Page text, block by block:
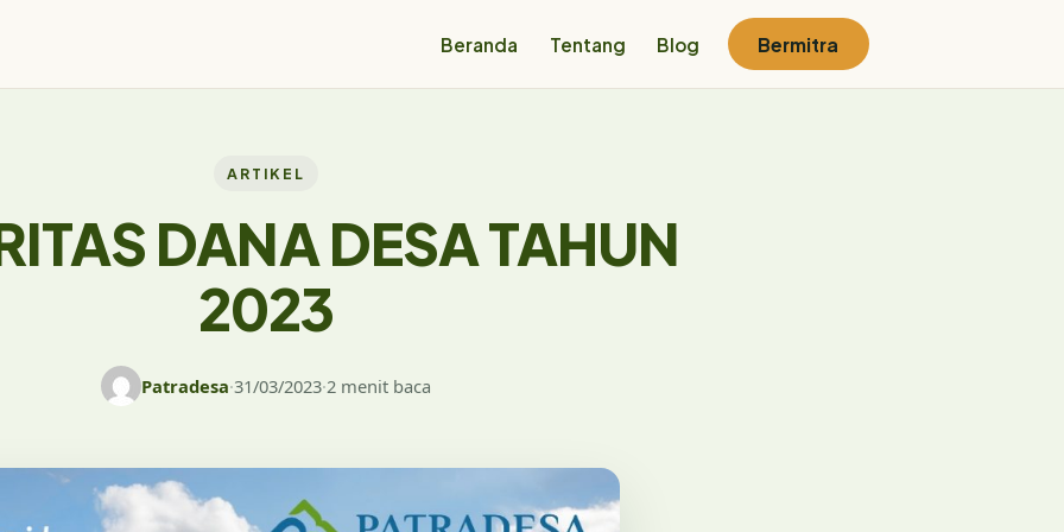
Beranda Tentang Blog Bermitra
ARTIKEL
DANA DESA TAHUN
2023
Patradesa·31/03/2023·2 menit baca